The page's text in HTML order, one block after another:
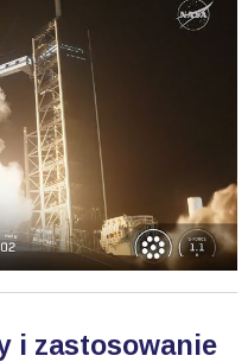
i zastosowanie